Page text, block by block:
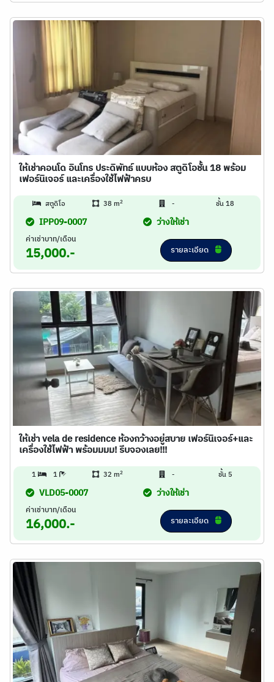
ให้เช่าคอนโด อินโทร ประดิพัทธ์ แบบห้อง สตูดิโอชั้น 18 พร้อม
เฟอร์นิเจอร์ และเครื่องใช้ไฟฟ้าครบ
สตูดิโอ 38 m2 - ชั้น 18
IPP09-0007 ว่างให้เช่า
ค่าเช่าบาท/เดือน
15,000.- รายละเอียด
ให้เช่า vela de residence ห้องกว้างอยู่สบาย เฟอร์นิเจอร์+และ
เครื่องใช้ไฟฟ้า พร้อมมมม! รีบจองเลย!!!
1 1 32 m2 - ชั้น 5
VLD05-0007 ว่างให้เช่า
ค่าเช่าบาท/เดือน
16,000.- รายละเอียด